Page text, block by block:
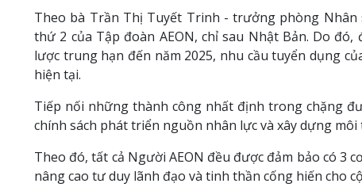
Theo bà Trần Thị Tuyết Trinh - trưởng phòng
thứ 2 của Tập đoàn AEON, chỉ sau Nhật Bản. Do
lược trung hạn đến năm 2025, nhu cầu tuyển dụng
hiện tại.
Tiếp nối những thành công nhất định trong chặng
chính sách phát triển nguồn nhân lực và xây dựng
Theo đó, tất cả Người AEON đều được đảm bảo có 3
nâng cao tư duy lãnh đạo và tinh thần cống hiến cho